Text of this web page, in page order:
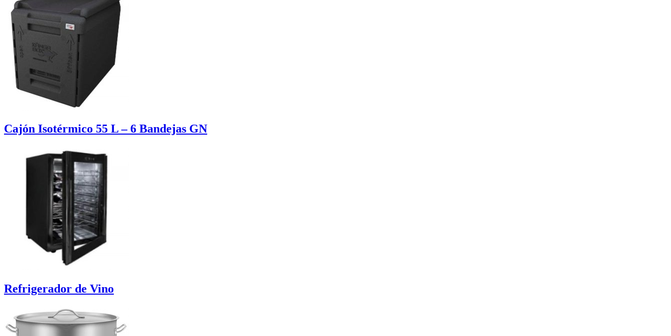
Cajón Isotérmico 55 L – 6 Bandejas GN
Refrigerador de Vino